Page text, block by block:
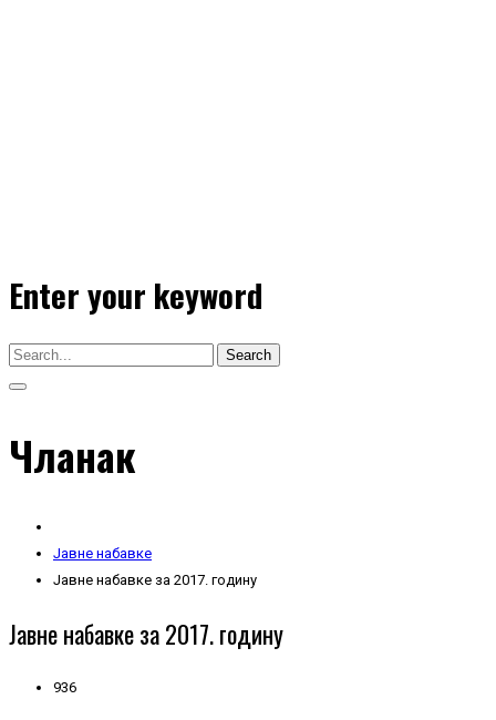
Enter your keyword
Search
Чланак
Јавне набавке
Јавне набавке за 2017. годину
Јавне набавке за 2017. годину
936